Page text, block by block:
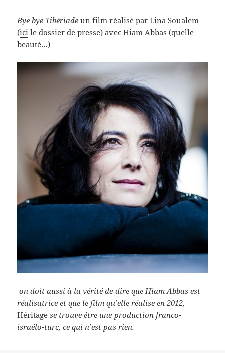
Bye bye Tibériadeun film réalisé par Lina Soualem
(ici le dossier de presse) avec Hiam Abbas (quelle
beauté…)
on doit aussi à la vérité de dire que Hiam Abbas est
réalisatrice et que le film qu’elle réalise en 2012,
Héritage se trouve être une production franco-
israélo-turc, ce qui n’est pas rien.